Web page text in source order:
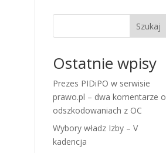
Szukaj
Ostatnie wpisy
Prezes PIDiPO w serwisie
prawo.pl – dwa komentarze o
odszkodowaniach z OC
Wybory władz Izby – V
kadencja